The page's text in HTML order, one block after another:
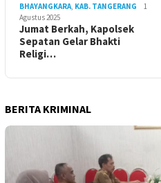
BHAYANGKARA, KAB. TANGERANG
1
Agustus 2025
Jumat Berkah, Kapolsek
Sepatan Gelar Bhakti
Religi…
BERITA KRIMINAL